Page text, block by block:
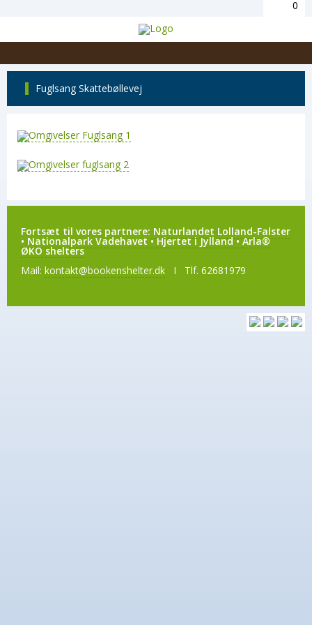
0
Fuglsang Skattebøllevej
Fortsæt til vores partnere: Naturlandet Lolland-Falster
• Nationalpark Vadehavet •Hjertet i Jylland•Arla®
ØKO shelters
Mail: kontakt@bookenshelter.dk I Tlf. 62681979